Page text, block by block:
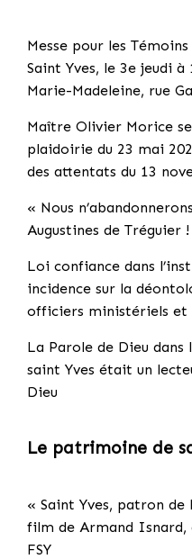
Messe pour les
Saint Yves, le 3e jeudi
Marie-Madeleine, rue
Maître Olivier Morice
plaidoirie du 23 mai
des attentats du 13
« Nous
Augustines de Tréguier
Loi confiance dans
incidence sur la
officiers ministériels et
La Parole de Dieu dans
saint Yves était un
Dieu
Le patrimoine de
« Saint Yves, patron de
film de Armand Isnard,
FSY